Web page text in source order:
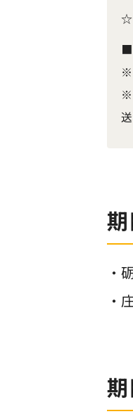
☆
■
※
※
・
・